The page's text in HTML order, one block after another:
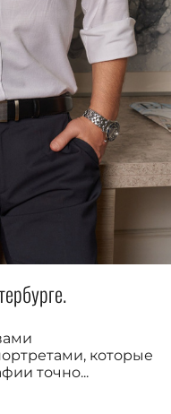
которые
точно...